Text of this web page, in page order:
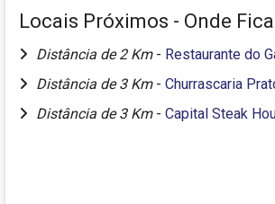
Locais Próximos - Onde
Distância de 2 Km - Restaurante do
Distância de 3 Km - Churrascaria
Distância de 3 Km - Capital Steak